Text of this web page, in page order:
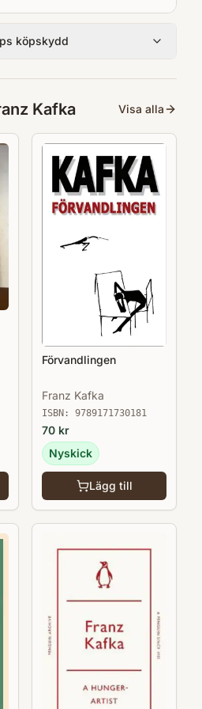
köpskydd
Kafka Visa alla
Förvandlingen
Franz Kafka
ISBN: 9789171730181
70 kr
Nyskick
Lägg till